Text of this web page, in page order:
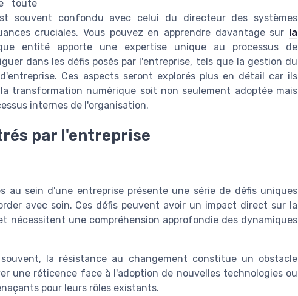
toute
souvent confondu avec celui du directeur des systèmes
cruciales. Vous pouvez en apprendre davantage sur la
entité apporte une expertise unique au processus de
dans les défis posés par l'entreprise, tels que la gestion du
Ces aspects seront explorés plus en détail car ils
transformation numérique soit non seulement adoptée mais
internes de l'organisation.
par l'entreprise
au sein d'une entreprise présente une série de défis uniques
avec soin. Ces défis peuvent avoir un impact direct sur la
nécessitent une compréhension approfondie des dynamiques
la résistance au changement constitue un obstacle
une réticence face à l'adoption de nouvelles technologies ou
pour leurs rôles existants.